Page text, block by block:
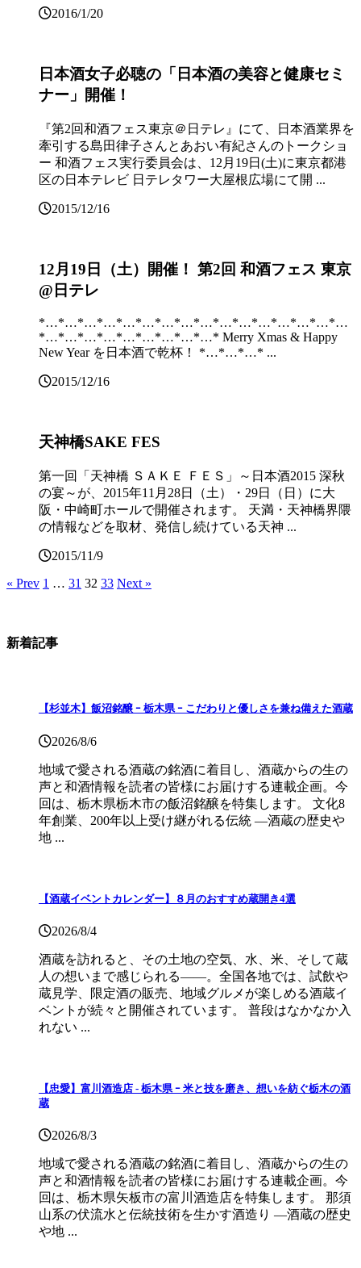
2016/1/20
日本酒女子必聴の「日本酒の美容と健康セミ
ナー」開催！
『第2回和酒フェス東京＠日テレ』にて、日本酒業界を
牽引する島田律子さんとあおい有紀さんのトークショ
ー 和酒フェス実行委員会は、12月19日(土)に東京都港
区の日本テレビ 日テレタワー大屋根広場にて開 ...
2015/12/16
12月19日（土）開催！ 第2回 和酒フェス 東京
@日テレ
*…*…*…*…*…*…*…*…*…*…*…*…*…*…*…*…
*…*…*…*…*…*…*…*…*…* Merry Xmas & Happy
New Year を日本酒で乾杯！ *…*…*…* ...
2015/12/16
天神橋SAKE FES
第一回「天神橋 ＳＡＫＥ ＦＥＳ」～日本酒2015 深秋
の宴～が、2015年11月28日（土）・29日（日）に大
阪・中崎町ホールで開催されます。 天満・天神橋界隈
の情報などを取材、発信し続けている天神 ...
2015/11/9
« Prev 1 … 31 32 33 Next »
新着記事
【杉並木】飯沼銘醸 ｰ 栃木県 ｰ こだわりと優しさを兼ね備えた酒蔵
2026/8/6
地域で愛される酒蔵の銘酒に着目し、酒蔵からの生の
声と和酒情報を読者の皆様にお届けする連載企画。今
回は、栃木県栃木市の飯沼銘醸を特集します。 文化8
年創業、200年以上受け継がれる伝統 ―酒蔵の歴史や
地 ...
【酒蔵イベントカレンダー】８月のおすすめ蔵開き4選
2026/8/4
酒蔵を訪れると、その土地の空気、水、米、そして蔵
人の想いまで感じられる——。全国各地では、試飲や
蔵見学、限定酒の販売、地域グルメが楽しめる酒蔵イ
ベントが続々と開催されています。 普段はなかなか入
れない ...
【忠愛】富川酒造店 ‐ 栃木県 ｰ 米と技を磨き、想いを紡ぐ栃木の酒
蔵
2026/8/3
地域で愛される酒蔵の銘酒に着目し、酒蔵からの生の
声と和酒情報を読者の皆様にお届けする連載企画。今
回は、栃木県矢板市の富川酒造店を特集します。 那須
山系の伏流水と伝統技術を生かす酒造り ―酒蔵の歴史
や地 ...